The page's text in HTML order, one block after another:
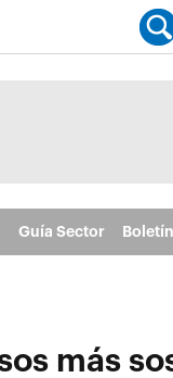
Guía Sector Boletín
más